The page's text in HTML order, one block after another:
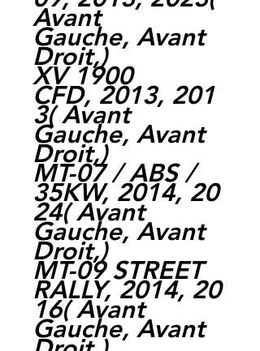
Avant
Gauche, Avant
Droit,)
XV 1900
CFD, 2013, 201
3( Avant
Gauche, Avant
Droit,)
MT-07 / ABS /
35KW, 2014, 20
24( Avant
Gauche, Avant
Droit,)
MT-09 STREET
RALLY, 2014, 20
16( Avant
Gauche, Avant